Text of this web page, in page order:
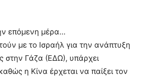
επόμενη μέρα…
με το Ισραήλ για την ανάπτυξη
στην Γάζα (ΕΔΩ), υπάρχει
η Κίνα έρχεται να παίξει τον